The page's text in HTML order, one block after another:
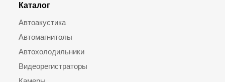
Каталог
Автоакустика
Автомагнитолы
Автохолодильники
Видеорегистраторы